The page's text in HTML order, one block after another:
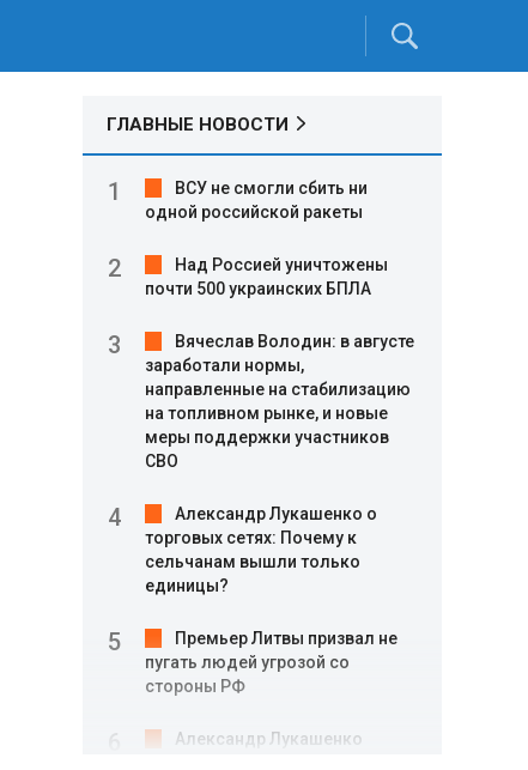
ГЛАВНЫЕ НОВОСТИ
ВСУ не смогли сбить ни
одной российской ракеты
Над Россией уничтожены
почти 500 украинских БПЛА
Вячеслав Володин: в августе
заработали нормы,
направленные на стабилизацию
на топливном рынке, и новые
меры поддержки участников
СВО
Александр Лукашенко о
торговых сетях: Почему к
сельчанам вышли только
единицы?
Премьер Литвы призвал не
пугать людей угрозой со
стороны РФ
Александр Лукашенко